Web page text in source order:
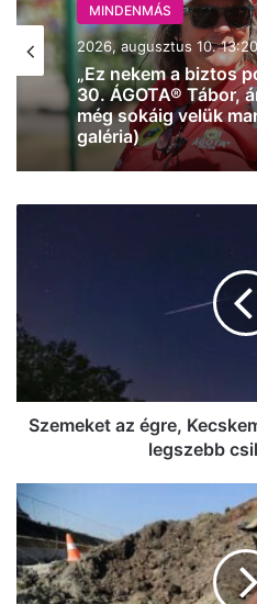
MINDENMÁS
2026, augusztus 10. 13:20
MINDENMÁS
2026, augusztus 10. 10:44
Pótlóbuszok járnak
is a kecskeméti
az
év
egyik
legszebb
csillaghullása
Szemeket az égre,
legszebb
világháborús
repeszgránátot
találtak
Kecskeméten